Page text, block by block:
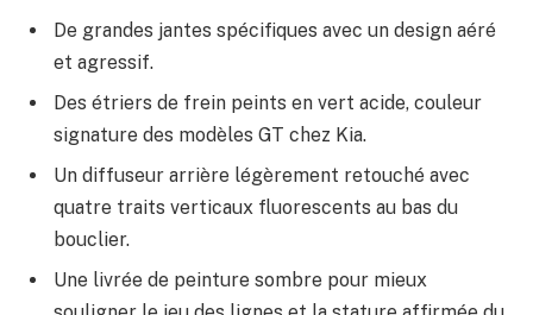
De grandes jantes spécifiques avec un design aéré
et agressif.
Des étriers de frein peints en vert acide, couleur
signature des modèles GT chez Kia.
Un diffuseur arrière légèrement retouché avec
quatre traits verticaux fluorescents au bas du
bouclier.
Une livrée de peinture sombre pour mieux